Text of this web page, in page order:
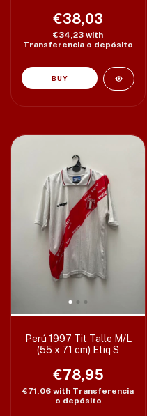
€38,03
€34,23 with
Transferencia o depósito
Perú 1997 Tit Talle M/L
(55 x 71 cm) Etiq S
€78,95
€71,06 with Transferencia
o depósito